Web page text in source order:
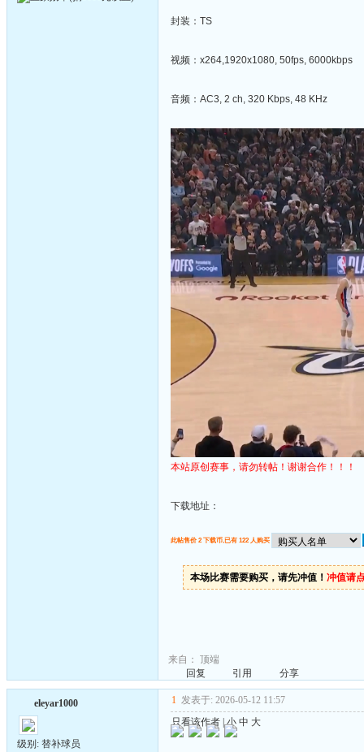
封装：TS
视频：x264,1920x1080, 50fps, 6000kbps
音频：AC3, 2 ch, 320 Kbps, 48 KHz
本站原创赛事，请勿转帖！谢谢合作！！！
下载地址：
此帖售价 2 下载币,已有 122 人购买
本场比赛需要购买，请先冲值！ 冲值请
来自： 顶端
回复
引用 分享
eleyar1000
级别: 替补球员
1 发表于: 2026-05-12 11:57
只看该作者 |小 中 大